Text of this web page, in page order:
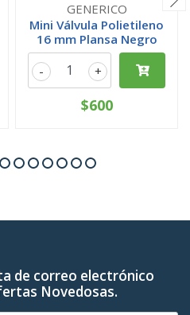
GENERICO
Mini Válvula Polietileno
16 mm Plansa Negro
+
-
$600
de correo electrónico
Novedosas.